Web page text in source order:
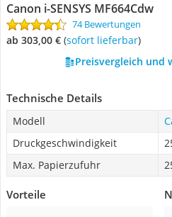
Canon i-SENSYS MF664Cdw
74 Bewertungen
ab 303,00 € ( Sofort lieferbar)
Preisvergleich und
Technische Details
Modell
Druckgeschwindigkeit
Max. Papierzufuhr
Vorteile